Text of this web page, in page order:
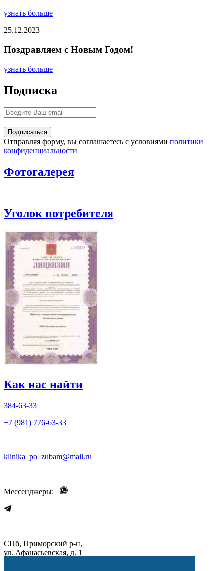
узнать больше
25.12.2023
Поздравляем с Новым Годом!
узнать больше
Подписка
Отправляя форму, вы соглашаетесь с условиями политики
конфиденциальности
Фотогалерея
Уголок потребителя
Как нас найти
384-63-33
+7 (981) 776-63-33
klinika_po_zubam@mail.ru
Мессенджеры:
СПб, Приморский р-н,
ул. Афанасьевская, д. 1